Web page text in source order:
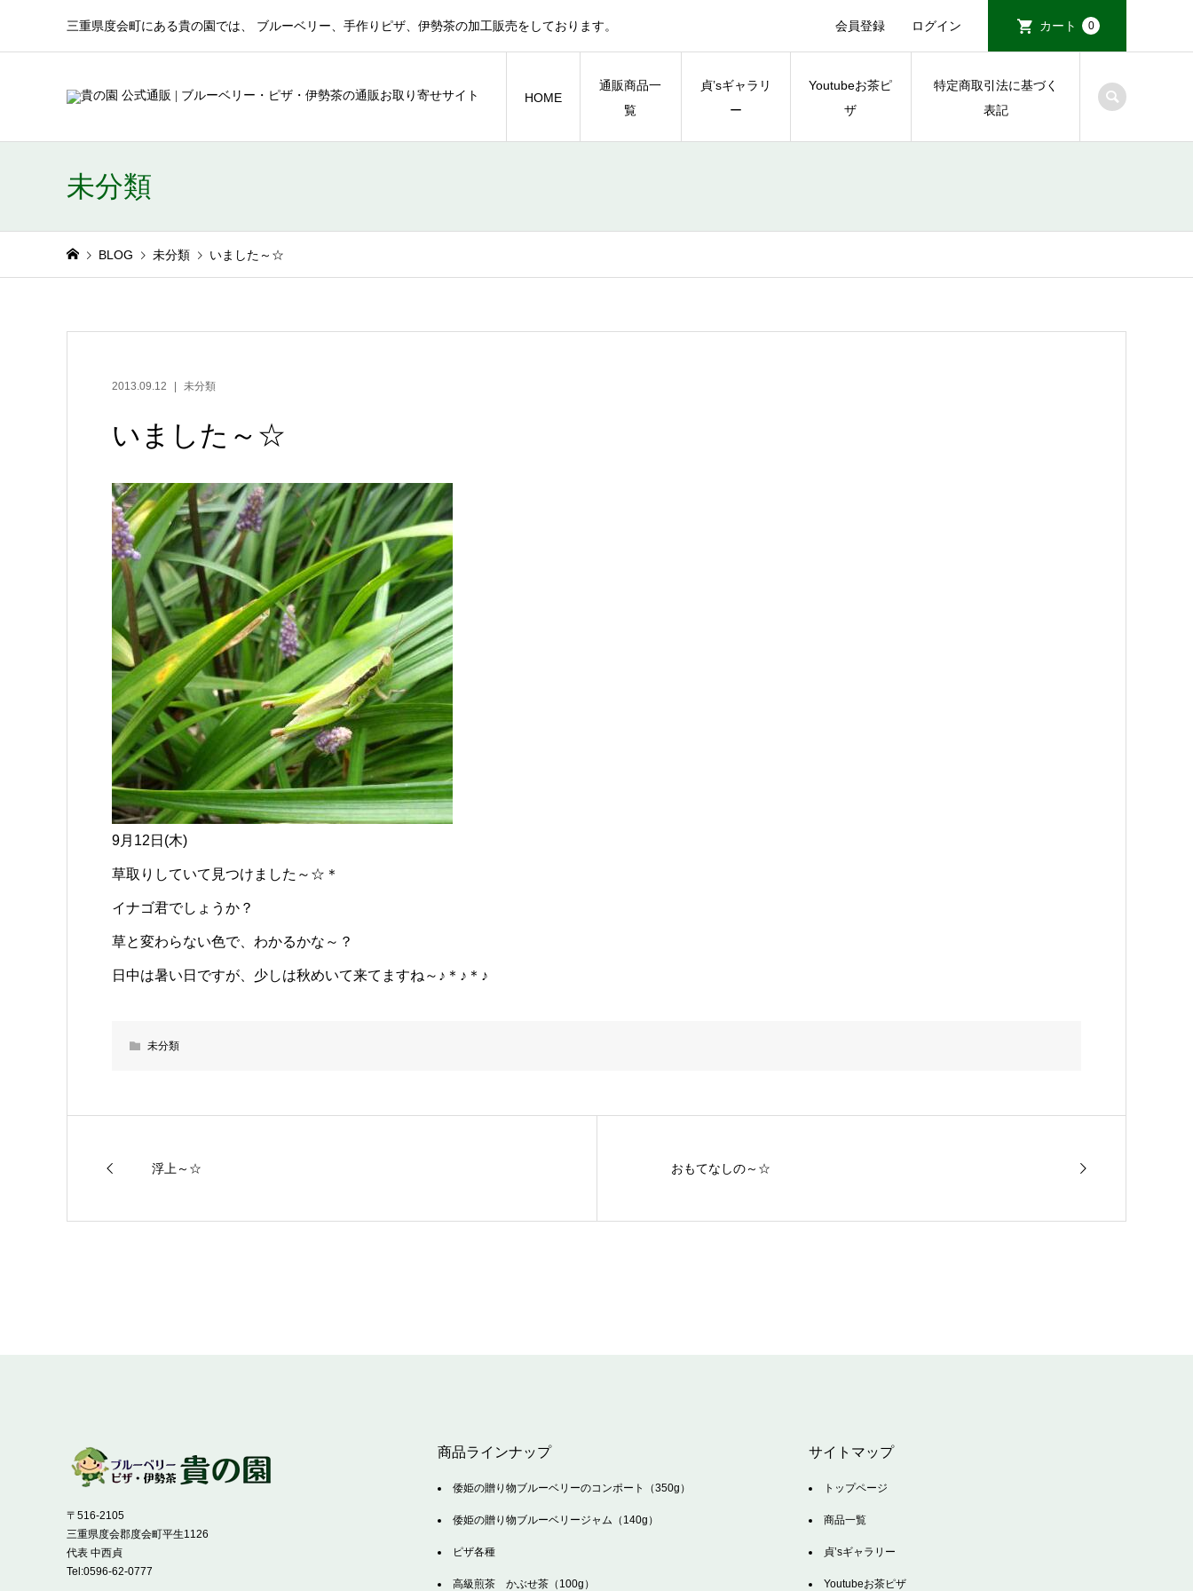
三重県度会町にある貴の園では、 ブルーベリー、手作りピザ、伊勢茶の加工販売をしております。 会員登録 ログイン カート 0
HOME
通販商品一
覧
貞’sギャラリ
ー
Youtubeお茶ピ
ザ
特定商取引法に基づく
表記
未分類
BLOG 未分類 いました～☆
2013.09.12 未分類
いました～☆
9月12日(木)
草取りしていて見つけました～☆＊
イナゴ君でしょうか？
草と変わらない色で、わかるかな～？
日中は暑い日ですが、少しは秋めいて来てますね～♪＊♪＊♪
未分類
浮上～☆ おもてなしの～☆
〒516-2105
三重県度会郡度会町平生1126
代表 中西貞
Tel:0596-62-0777
商品ラインナップ
倭姫の贈り物ブルーベリーのコンポート（350g）
倭姫の贈り物ブルーベリージャム（140g）
ピザ各種
高級煎茶 かぶせ茶（100g）
サイトマップ
トップページ
商品一覧
貞’sギャラリー
Youtubeお茶ピザ